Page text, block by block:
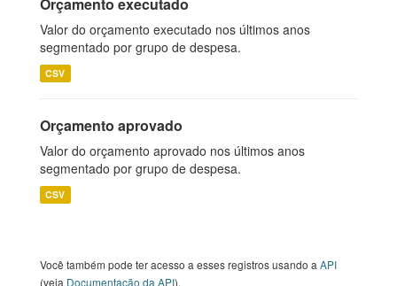
Valor do orçamento executado nos últimos anos
segmentado por grupo de despesa.
CSV
Orçamento aprovado
Valor do orçamento aprovado nos últimos anos
segmentado por grupo de despesa.
CSV
Você também pode ter acesso a esses registros usando a API
(veja Documentação da API).